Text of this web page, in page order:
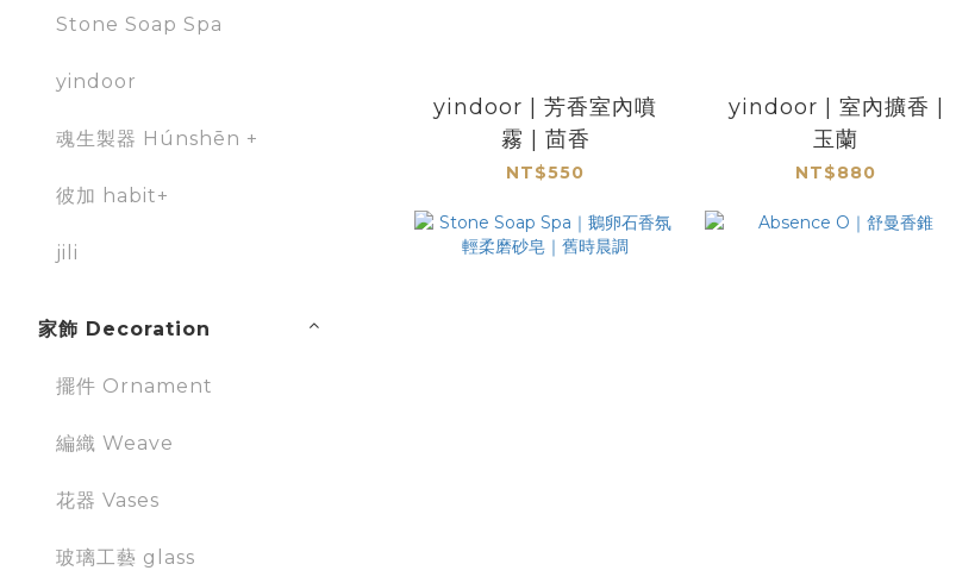
Stone Soap Spa
yindoor
魂生製器 Húnshēn +
彼加 habit+
jili
家飾 Decoration
擺件 Ornament
編織 Weave
花器 Vases
玻璃工藝 glass
yindoor | 芳香室內噴
霧 | 茴香
NT$550
yindoor | 室內擴香 |
玉蘭
NT$880